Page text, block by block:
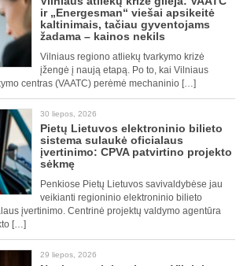
ir „Energesman“ viešai apsikeitė
kaltinimais, tačiau gyventojams
žadama – kainos nekils
Vilniaus regiono atliekų tvarkymo krizė
įžengė į naują etapą. Po to, kai Vilniaus
centras (VAATC) perėmė mechaninio […]
30 liepos, 2026
Pietų Lietuvos elektroninio bilieto
sistema sulaukė oficialaus
įvertinimo: CPVA patvirtino projekto
sėkmę
Penkiose Pietų Lietuvos savivaldybėse jau
veikianti regioninio elektroninio bilieto
įvertinimo. Centrinė projektų valdymo agentūra
[…]
29 liepos, 2026